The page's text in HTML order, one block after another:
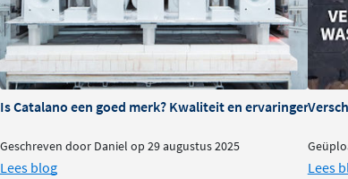
Is Catalano een goed merk? Kwaliteit en ervaringen
Geschreven door Daniel op 29 augustus 2025
Lees blog Lees